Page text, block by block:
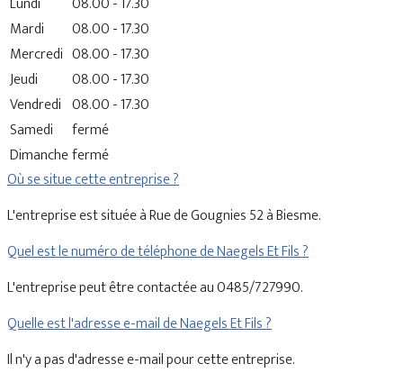
Mardi
08.00 - 17.30
Mercredi 08.00 - 17.30
Jeudi
08.00 - 17.30
Vendredi 08.00 - 17.30
Samedi
fermé
Dimanchefermé
Où se situe cette entreprise ?
L'entreprise est située à Rue de Gougnies 52 à Biesme.
Quel est le numéro de téléphone de Naegels Et Fils ?
L'entreprise peut être contactée au 0485/727990.
Quelle est l'adresse e-mail de Naegels Et Fils ?
Il n'y a pas d'adresse e-mail pour cette entreprise.